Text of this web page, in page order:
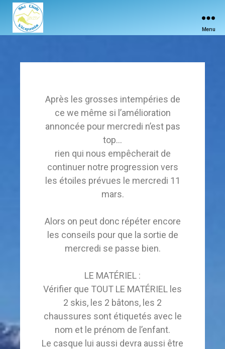
Menu
Après les grosses intempéries de
ce we même si l’amélioration
annoncée pour mercredi n’est pas
top…
rien qui nous empêcherait de
continuer notre progression vers
les étoiles prévues le mercredi 11
mars.
Alors on peut donc répéter encore
les conseils pour que la sortie de
mercredi se passe bien.
LE MATÉRIEL :
Vérifier que TOUT LE MATÉRIEL les
2 skis, les 2 bâtons, les 2
chaussures sont étiquetés avec le
nom et le prénom de l’enfant.
Le casque lui aussi devra aussi être